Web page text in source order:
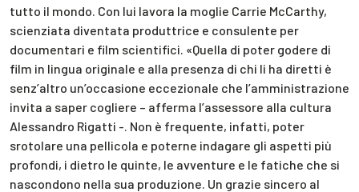
tutto il mondo. Con lui lavora la moglie Carrie McCarthy,
scienziata diventata produttrice e consulente per
documentari e film scientifici. «Quella di poter godere di
film in lingua originale e alla presenza di chi li ha diretti è
senz’altro un’occasione eccezionale che l’amministrazione
invita a saper cogliere – afferma l’assessore alla cultura
Alessandro Rigatti -. Non è frequente, infatti, poter
srotolare una pellicola e poterne indagare gli aspetti più
profondi, i dietro le quinte, le avventure e le fatiche che si
nascondono nella sua produzione. Un grazie sincero al